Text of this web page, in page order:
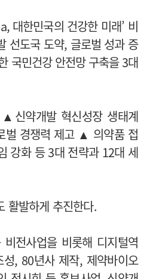
대한민국의 건강한 미래’ 비
선도국 도약, 글로벌 성과 증
국민건강 안전망 구축을 3대
신약개발 혁신성장 생태계
벌 경쟁력 제고 ▲ 의약품 접
강화 등 3대 전략과 12대 세
활발하게 추진한다.
전사업을 비롯해 디지털역
, 80년사 제작, 제약바이오